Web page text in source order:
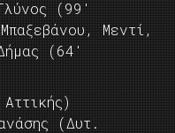
(99′
Μεντί,
(64′
(Δυτ.